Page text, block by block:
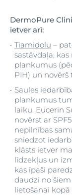
DermoPure
ietver arī:
Tiamidolu –
sastāvdaļa,
plankumus
PIH) un novērš
Saules
plankumus
laiku. Eucerin
novērst ar
nepilnības
sniedzot
klāsts ietver
līdzekļus un
kas īpaši
daudzi no
lietošanai